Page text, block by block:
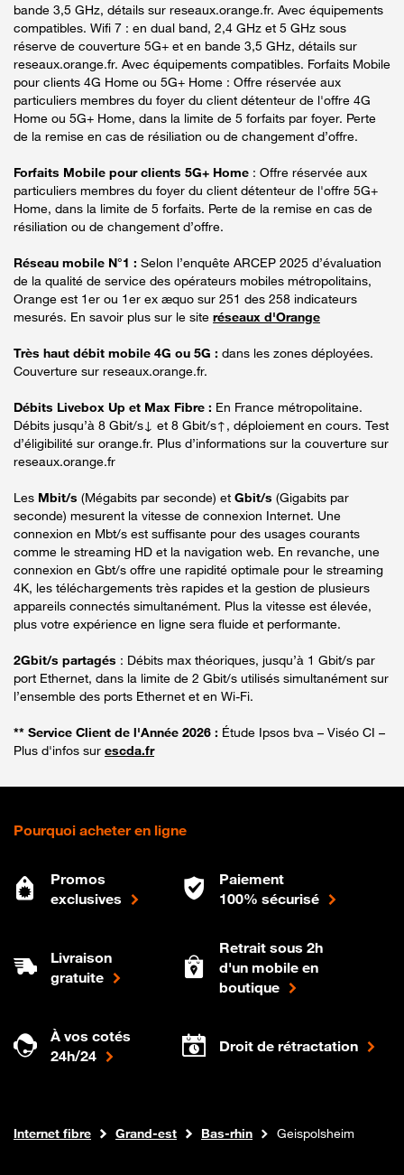
bande 3,5 GHz, détails sur reseaux.orange.fr. Avec équipements
compatibles. Wifi 7 : en dual band, 2,4 GHz et 5 GHz sous
réserve de couverture 5G+ et en bande 3,5 GHz, détails sur
reseaux.orange.fr. Avec équipements compatibles. Forfaits Mobile
pour clients 4G Home ou 5G+ Home : Offre réservée aux
particuliers membres du foyer du client détenteur de l'offre 4G
Home ou 5G+ Home, dans la limite de 5 forfaits par foyer. Perte
de la remise en cas de résiliation ou de changement d’offre.
Forfaits Mobile pour clients 5G+ Home : Offre réservée aux
particuliers membres du foyer du client détenteur de l'offre 5G+
Home, dans la limite de 5 forfaits. Perte de la remise en cas de
résiliation ou de changement d’offre.
Réseau mobile N°1 : Selon l’enquête ARCEP 2025 d’évaluation
de la qualité de service des opérateurs mobiles métropolitains,
Orange est 1er ou 1er ex æquo sur 251 des 258 indicateurs
mesurés. En savoir plus sur le site réseaux d'Orange
Très haut débit mobile 4G ou 5G : dans les zones déployées.
Couverture sur reseaux.orange.fr.
Débits Livebox Up et Max Fibre : En France métropolitaine.
Débits jusqu’à 8 Gbit/s↓ et 8 Gbit/s↑, déploiement en cours. Test
d’éligibilité sur orange.fr. Plus d’informations sur la couverture sur
reseaux.orange.fr
Les Mbit/s (Mégabits par seconde) et Gbit/s (Gigabits par
seconde) mesurent la vitesse de connexion Internet. Une
connexion en Mbt/s est suffisante pour des usages courants
comme le streaming HD et la navigation web. En revanche, une
connexion en Gbt/s offre une rapidité optimale pour le streaming
4K, les téléchargements très rapides et la gestion de plusieurs
appareils connectés simultanément. Plus la vitesse est élevée,
plus votre expérience en ligne sera fluide et performante.
2Gbit/s partagés : Débits max théoriques, jusqu’à 1 Gbit/s par
port Ethernet, dans la limite de 2 Gbit/s utilisés simultanément sur
l’ensemble des ports Ethernet et en Wi-Fi.
** Service Client de l'Année 2026 : Étude Ipsos bva – Viséo CI –
Plus d'infos sur escda.fr
Pourquoi acheter en ligne
Promos
exclusives
Paiement
100% sécurisé
Livraison
gratuite
Retrait sous 2h
d'un mobile en
boutique
À vos cotés
24h/24
Droit de rétractation
Boutique Orange
Internet fibre Grand-est Bas-rhin Geispolsheim